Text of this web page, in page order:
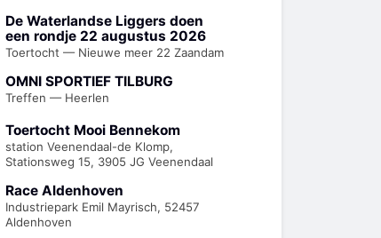
De Waterlandse Liggers doen
een rondje 22 augustus 2026
Toertocht — Nieuwe meer 22 Zaandam
OMNI SPORTIEF TILBURG
Treffen — Heerlen
Toertocht Mooi Bennekom
station Veenendaal-de Klomp,
Stationsweg 15, 3905 JG Veenendaal
Race Aldenhoven
Industriepark Emil Mayrisch, 52457
Aldenhoven